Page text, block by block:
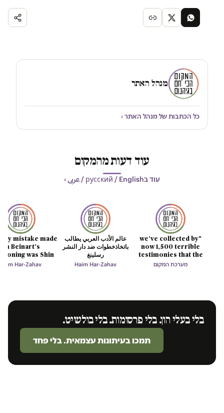
מנהל האתר
כל הכתבות של מנהל האתר ›
עוד דעות מהמקום
עוד בрусский / English / عربى ›
"we’ve collected by
now 1,500 terrible
testimonies that the
mind cannot digest"
מערכת המקום
عالم الأدب العربي يطالب
باتخاذخطوات ضد دار النشر
رسلينغ
Haim Har-Zahav
mistake made
on Beinart’s
was Shin
Bet’s lie
Haim Har-Zahav
בלי בעלי הון. בלי פרסומות. בלי בולשיט.
תמכו בעיתונות עצמאית. בלי פחד